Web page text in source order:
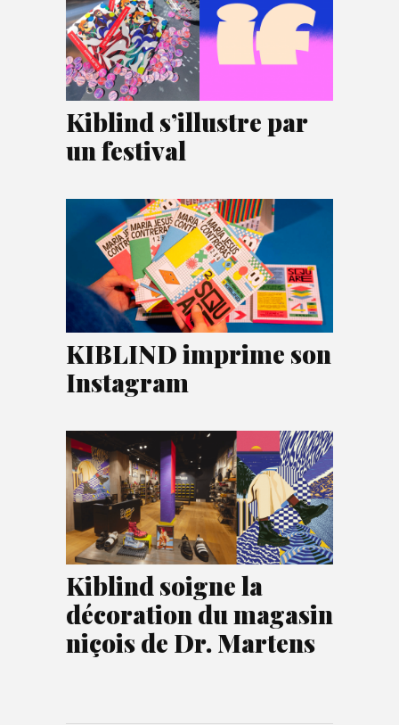
Kiblind s’illustre par
un festival
KIBLIND imprime son
Instagram
Kiblind soigne la
décoration du magasin
niçois de Dr. Martens